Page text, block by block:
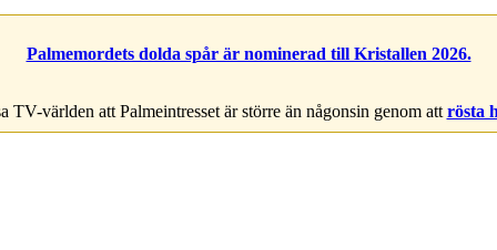
Palmemordets dolda spår är nominerad till Kristallen 2026.
TV-världen att Palmeintresset är större än någonsin genom att rösta